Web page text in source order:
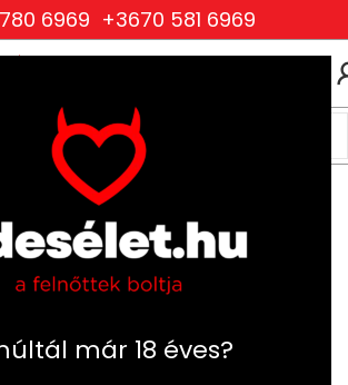
már 18 éves?
6969 +3670 581 6969
Anál Szexjátékok